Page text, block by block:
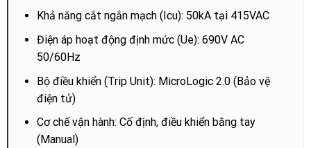
Khả năng cắt ngắn mạch (Icu): 50kA tại 415VAC
Điện áp hoạt động định mức (Ue): 690V AC
50/60Hz
Bộ điều khiển (Trip Unit): MicroLogic 2.0 (Bảo vệ
điện tử)
Cơ chế vận hành: Cố định, điều khiển bằng tay
(Manual)